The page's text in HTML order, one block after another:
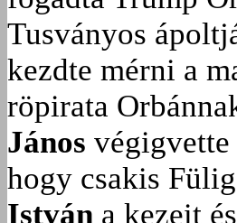
Tusványos
kezdte mérni a
röpirata
János
hogy csakis
István a kezeit